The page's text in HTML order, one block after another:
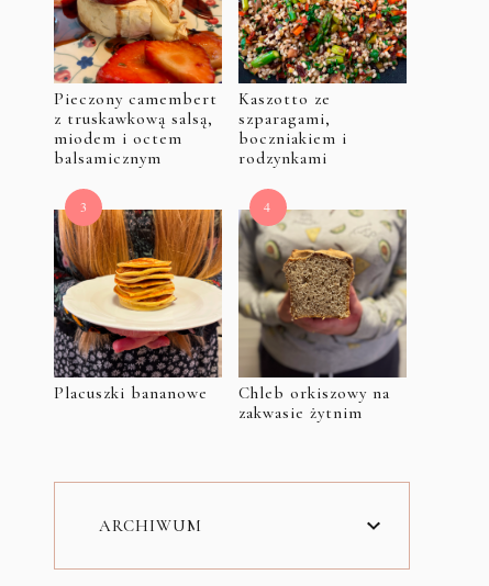
Pieczony camembert
z truskawkową salsą,
miodem i octem
balsamicznym
Kaszotto ze
szparagami,
boczniakiem i
rodzynkami
Placuszki bananowe
Chleb orkiszowy na
zakwasie żytnim
ARCHIWUM